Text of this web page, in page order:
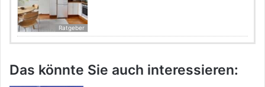
Ratgeber
Das könnte Sie auch interessieren: